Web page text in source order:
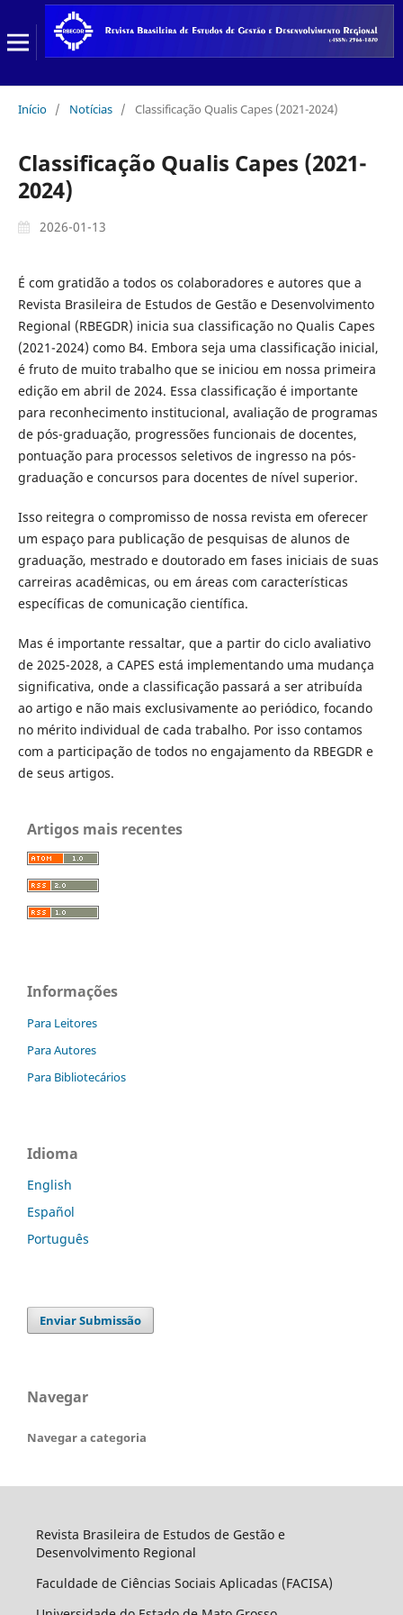
Início / Notícias / Classificação Qualis Capes (2021-2024)
Classificação Qualis Capes (2021-
2024)
2026-01-13
É com gratidão a todos os colaboradores e autores que a
Revista Brasileira de Estudos de Gestão e Desenvolvimento
Regional (RBEGDR) inicia sua classificação no Qualis Capes
(2021-2024) como B4. Embora seja uma classificação inicial,
é fruto de muito trabalho que se iniciou em nossa primeira
edição em abril de 2024. Essa classificação é importante
para reconhecimento institucional, avaliação de programas
de pós-graduação, progressões funcionais de docentes,
pontuação para processos seletivos de ingresso na pós-
graduação e concursos para docentes de nível superior.
Isso reitegra o compromisso de nossa revista em oferecer
um espaço para publicação de pesquisas de alunos de
graduação, mestrado e doutorado em fases iniciais de suas
carreiras acadêmicas, ou em áreas com características
específicas de comunicação científica.
Mas é importante ressaltar, que a partir do ciclo avaliativo
de 2025-2028, a CAPES está implementando uma mudança
significativa, onde a classificação passará a ser atribuída
ao artigo e não mais exclusivamente ao periódico, focando
no mérito individual de cada trabalho. Por isso contamos
com a participação de todos no engajamento da RBEGDR e
de seus artigos.
Artigos mais recentes
Informações
Para Leitores
Para Autores
Para Bibliotecários
Idioma
English
Español
Português
Enviar Submissão
Navegar
Navegar a categoria
Revista Brasileira de Estudos de Gestão e
Desenvolvimento Regional
Faculdade de Ciências Sociais Aplicadas (FACISA)